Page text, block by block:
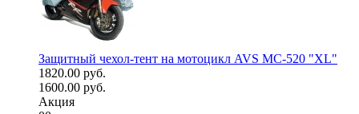
Защитный чехол-тент на мотоцикл AVS МС-520 "XL"
1820.00 руб.
1600.00 руб.
Акция